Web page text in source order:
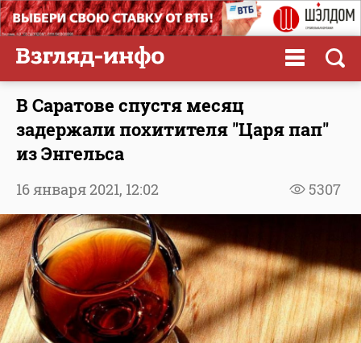
В Саратове спустя месяц
задержали похитителя "Царя пап"
из Энгельса
5307
16 января 2021, 12:02